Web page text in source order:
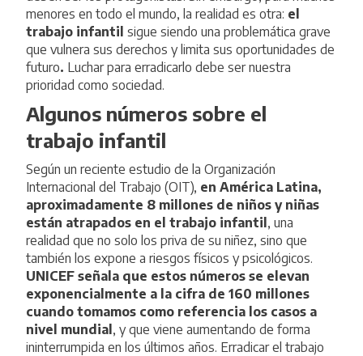
menores en todo el mundo, la realidad es otra: el
trabajo infantil sigue siendo una problemática grave
que vulnera sus derechos y limita sus oportunidades de
futuro. Luchar para erradicarlo debe ser nuestra
prioridad como sociedad.
Algunos números sobre el
trabajo infantil
Según un reciente estudio de la Organización
Internacional del Trabajo (OIT), en América Latina,
aproximadamente 8 millones de niños y niñas
están atrapados en el trabajo infantil , una
realidad que no solo los priva de su niñez, sino que
también los expone a riesgos físicos y psicológicos.
UNICEF señala que estos números se elevan
exponencialmente a la cifra de 160 millones
cuando tomamos como referencia los casos a
nivel mundial , y que viene aumentando de forma
ininterrumpida en los últimos años. Erradicar el trabajo